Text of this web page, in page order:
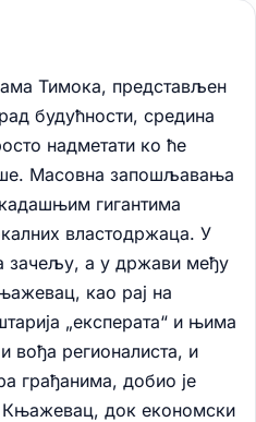
Тимока, представљен
будућности, средина
надметати ко ће
Масовна запошљавања
гигантима
властодржаца. У
зачељу, а у држави међу
као рај на
„експерата“ и њима
вођа регионалиста, и
грађанима, добио је
Књажевац, док економски